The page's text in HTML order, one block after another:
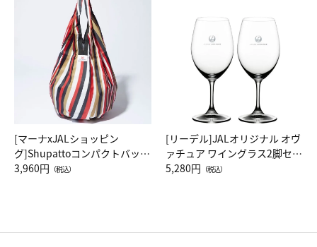
[マーナxJALショッピン
グ]Shupattoコンパクトバッグ
Drop JAL客室乗務員（LC）ス
3,960円 （税込）
[リーデル]JALオリジナル オヴ
ァチュア ワイングラス2脚セッ
ト（レッドワイン）
5,280円 （税込）